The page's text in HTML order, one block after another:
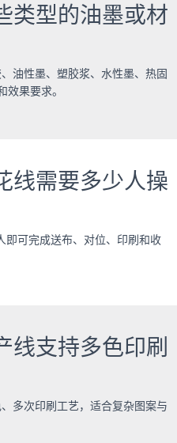
类型的油墨或材
油性墨、塑胶浆、水性墨、热固
效果要求。
线需要多少人操
即可完成送布、对位、印刷和收
线支持多色印刷
多次印刷工艺，适合复杂图案与